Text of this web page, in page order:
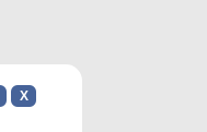
X